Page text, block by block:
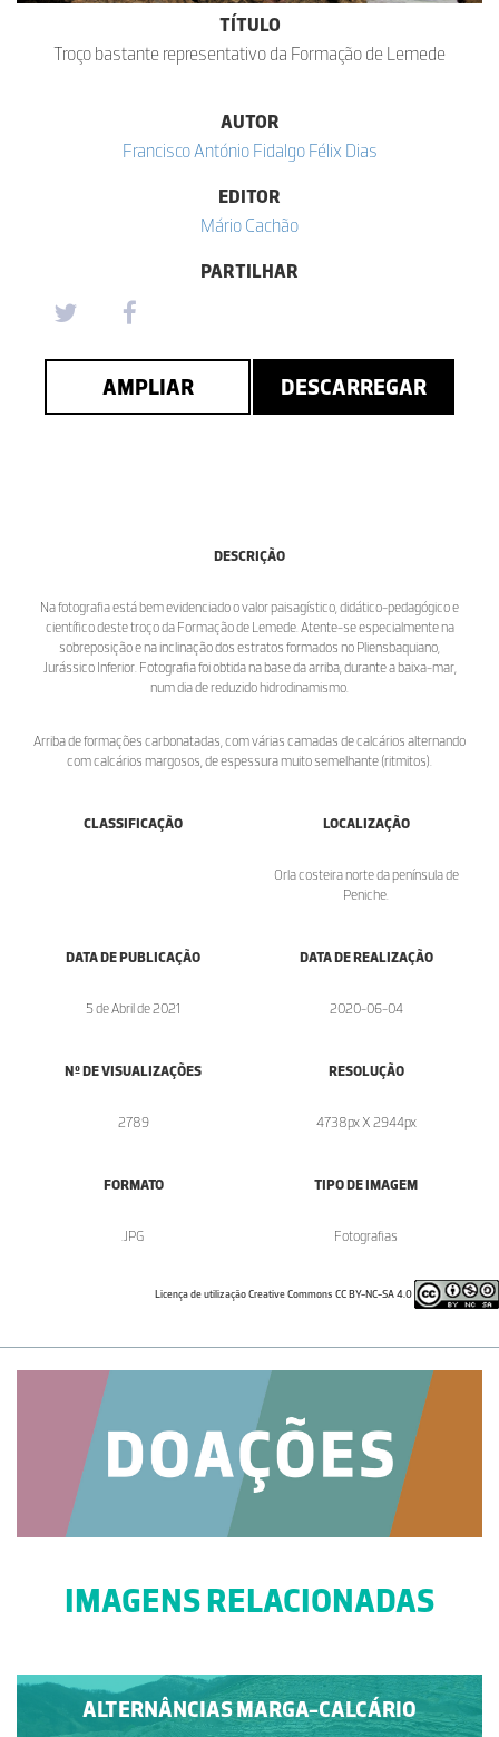
TÍTULO
Troço bastante representativo da Formação de Lemede
AUTOR
Francisco António Fidalgo Félix Dias
EDITOR
Mário Cachão
PARTILHAR
AMPLIAR DESCARREGAR
DESCRIÇÃO
Na fotografia está bem evidenciado o valor paisagístico, didático-pedagógico e
científico deste troço da Formação de Lemede. Atente-se especialmente na
sobreposição e na inclinação dos estratos formados no Pliensbaquiano,
Jurássico Inferior. Fotografia foi obtida na base da arriba, durante a baixa-mar,
num dia de reduzido hidrodinamismo.
Arriba de formações carbonatadas, com várias camadas de calcários alternando
com calcários margosos, de espessura muito semelhante (ritmitos).
CLASSIFICAÇÃO LOCALIZAÇÃO
Orla costeira norte da península de
Peniche.
DATA DE PUBLICAÇÃO
5 de Abril de 2021
DATA DE REALIZAÇÃO
2020-06-04
Nº DE VISUALIZAÇÕES
2789
RESOLUÇÃO
4738px X 2944px
FORMATO
.JPG
TIPO DE IMAGEM
Fotografias
Licença de utilização Creative Commons CC BY-NC-SA 4.0
IMAGENS RELACIONADAS
ALTERNÂNCIAS MARGA-CALCÁRIO